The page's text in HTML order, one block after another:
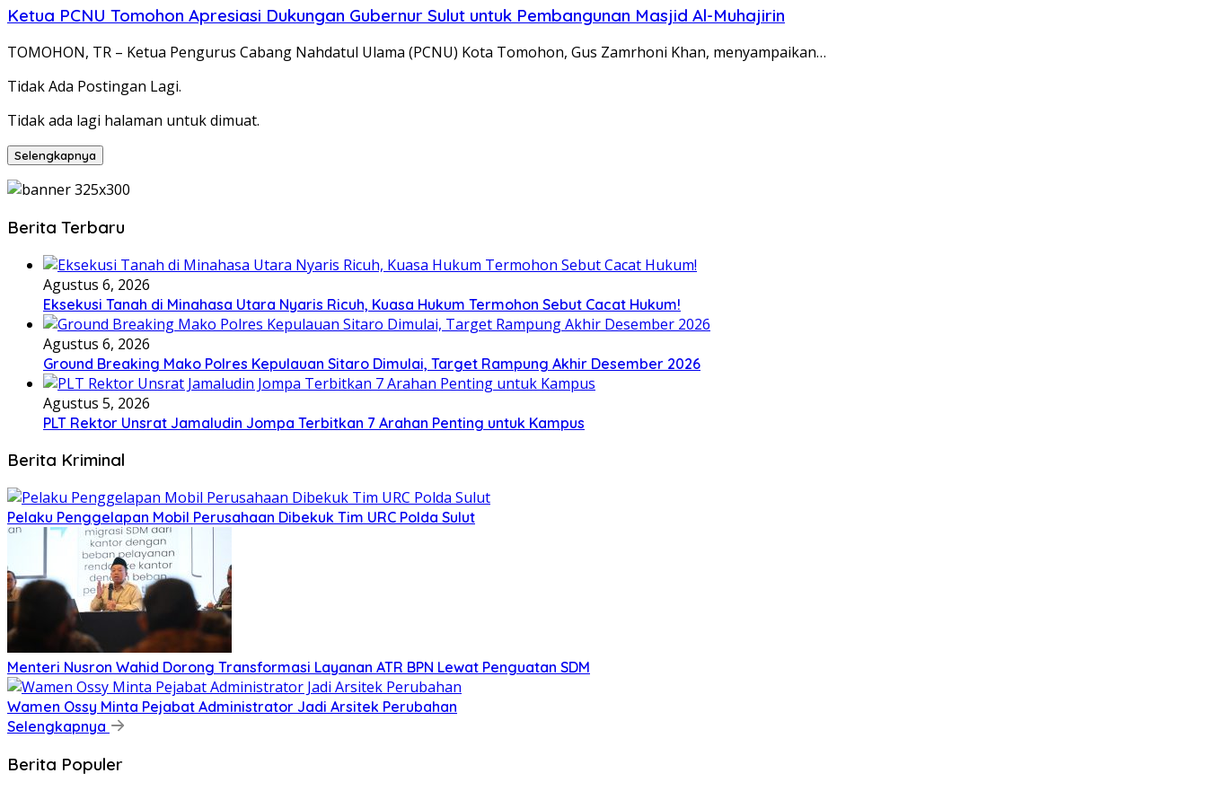
Ketua PCNU Tomohon Apresiasi Dukungan Gubernur Sulut untuk Pembangunan Masjid Al-Muhajirin
TOMOHON, TR – Ketua Pengurus Cabang Nahdatul Ulama (PCNU) Kota Tomohon, Gus Zamrhoni Khan, menyampaikan…
Tidak Ada Postingan Lagi.
Tidak ada lagi halaman untuk dimuat.
Selengkapnya
Berita Terbaru
Agustus 6, 2026
Eksekusi Tanah di Minahasa Utara Nyaris Ricuh, Kuasa Hukum Termohon Sebut Cacat Hukum!
Agustus 6, 2026
Ground Breaking Mako Polres Kepulauan Sitaro Dimulai, Target Rampung Akhir Desember 2026
Agustus 5, 2026
​PLT Rektor Unsrat Jamaludin Jompa Terbitkan 7 Arahan Penting untuk Kampus
Berita Kriminal
​Pelaku Penggelapan Mobil Perusahaan Dibekuk Tim URC Polda Sulut
​Menteri Nusron Wahid Dorong Transformasi Layanan ATR BPN Lewat Penguatan SDM
Wamen Ossy Minta Pejabat Administrator Jadi Arsitek Perubahan
Selengkapnya
Berita Populer